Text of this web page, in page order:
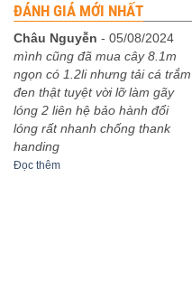
60,000₫
ĐÁNH GIÁ MỚI NHẤT
Châu Nguyễn - 05/08/2024
mình cũng đã mua cây 8.1m
ngọn có 1.2li nhưng tải cá trắm
đen thật tuyệt vời lỡ làm gãy
lóng 2 liên hệ bảo hành đổi
lóng rất nhanh chống thank
handing
Đọc thêm